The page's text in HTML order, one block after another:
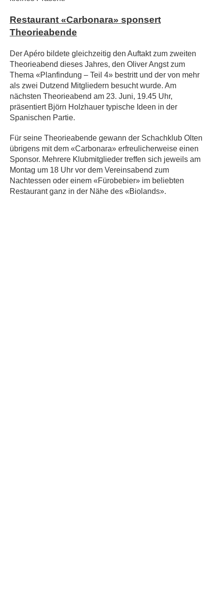
Restaurant «Carbonara» sponsert
Theorieabende
Der Apéro bildete gleichzeitig den Auftakt zum zweiten
Theorieabend dieses Jahres, den Oliver Angst zum
Thema «Planfindung – Teil 4» bestritt und der von mehr
als zwei Dutzend Mitgliedern besucht wurde. Am
nächsten Theorieabend am 23. Juni, 19.45 Uhr,
präsentiert Björn Holzhauer typische Ideen in der
Spanischen Partie.
Für seine Theorieabende gewann der Schachklub Olten
übrigens mit dem «Carbonara» erfreulicherweise einen
Sponsor. Mehrere Klubmitglieder treffen sich jeweils am
Montag um 18 Uhr vor dem Vereinsabend zum
Nachtessen oder einem «Fürobebier» im beliebten
Restaurant ganz in der Nähe des «Biolands».